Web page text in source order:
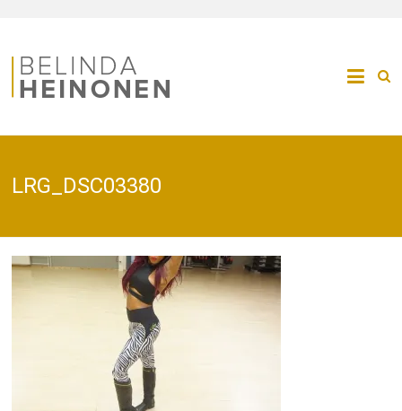
LRG_DSC03380